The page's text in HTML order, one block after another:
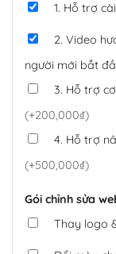
1. Hỗ trợ
2. Video
người mới bắt
3. Hỗ trợ
(+200,000₫)
4. Hỗ trợ
(+500,000₫)
Gói chỉnh sửa
Thay logo